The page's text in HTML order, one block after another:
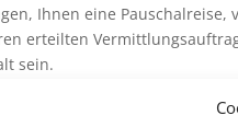
Ihnen eine
erteilten
sein.
durch uns als
verbundenen